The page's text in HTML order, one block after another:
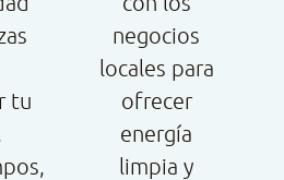
tu
negocios
locales para
ofrecer
energía
limpia y